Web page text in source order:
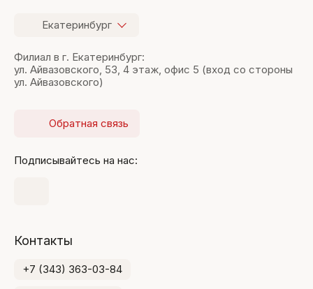
Екатеринбург
Филиал в г. Екатеринбург:
ул. Айвазовского, 53, 4 этаж, офис 5 (вход со стороны
ул. Айвазовского)
Обратная связь
Подписывайтесь на нас:
Контакты
+7 (343) 363-03-84